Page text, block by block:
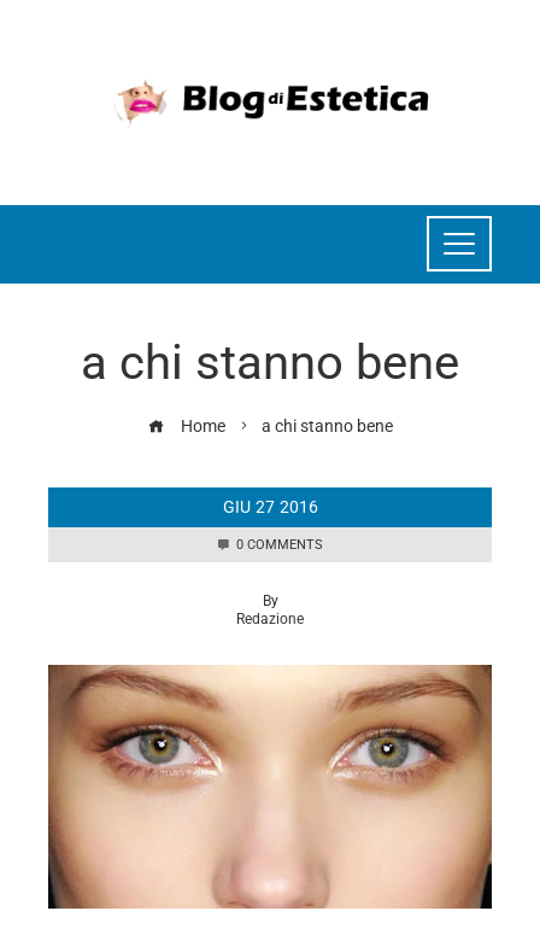
a chi stanno bene
Home a chi stanno bene
GIU 27 2016
0 COMMENTS
By
Redazione